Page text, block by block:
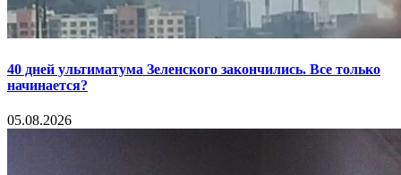
40 дней ультиматума Зеленского закончились. Все только
начинается?
05.08.2026